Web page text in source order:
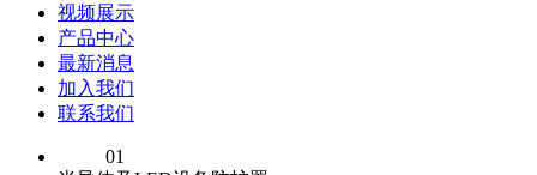
视频展示
产品中心
最新消息
加入我们
联系我们
01